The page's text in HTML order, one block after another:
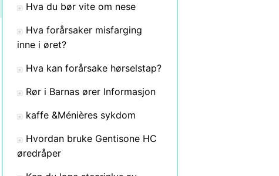
Hva du bør vite om nese
Hva forårsaker misfarging
inne i øret?
Hva kan forårsake hørselstap?
Rør i Barnas ører Informasjon
kaffe &Ménières sykdom
Hvordan bruke Gentisone HC
øredråper